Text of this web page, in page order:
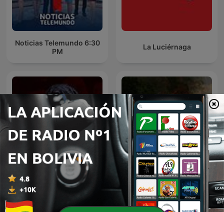
Noticias Telemundo 6:30
PM
La Luciérnaga
El Cartel de La Mega Lo más odiado